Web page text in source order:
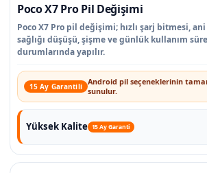
Poco X7 Pro Pil Değişimi
Poco X7 Pro pil değişimi; hızlı şarj bitmesi,
sağlığı düşüşü, şişme ve günlük kullanım
durumlarında yapılır.
15 Ay Garantili Android pil seçeneklerinin
sunulur.
Yüksek Kalite 15 Ay Garanti